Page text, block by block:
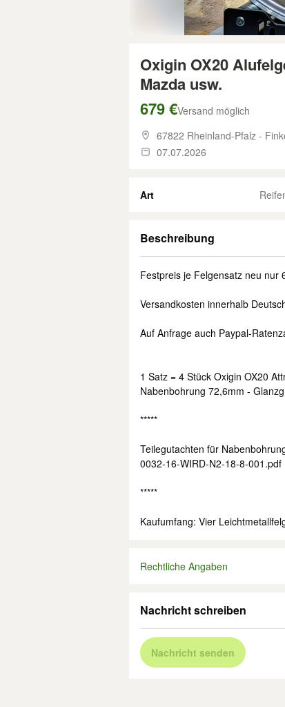
Oxigin OX20
Mazda usw.
679 €Versand möglich
67822 Rheinland-Pfalz -
07.07.2026
Art
Beschreibung
Festpreis je Felgensatz neu nur
Versandkosten innerhalb
Auf Anfrage auch Paypal-
1 Satz = 4 Stück Oxigin OX20
Nabenbohrung 72,6mm -
*****
Teilegutachten für
0032-16-WIRD-N2-18-8-001.pdf
*****
Kaufumfang: Vier
Rechtliche Angaben
Nachricht schreiben
Nachricht senden